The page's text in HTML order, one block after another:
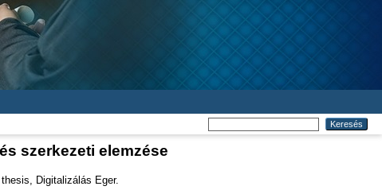
szerkezeti elemzése
Digitalizálás Eger.